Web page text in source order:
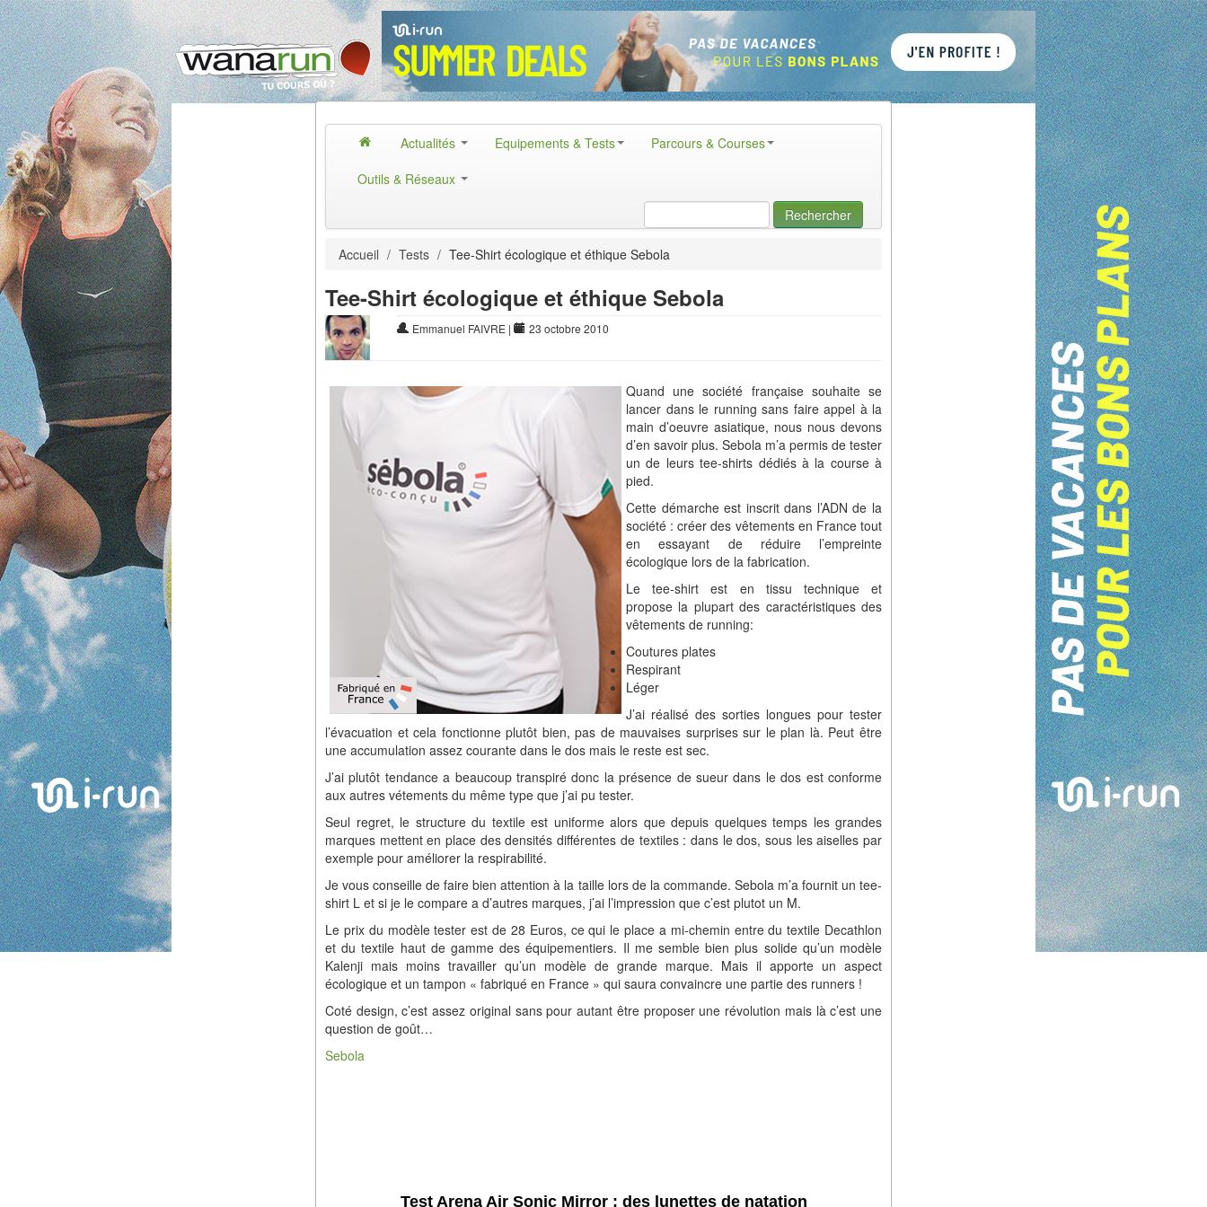
Actualités Equipements & Tests
Parcours & Courses
Outils & Réseaux
Rechercher
Accueil / Tests / Tee-Shirt écologique et éthique Sebola
Tee-Shirt écologique et éthique Sebola
Emmanuel FAIVRE | 23 octobre 2010
Quand une société française souhaite se
lancer dans le running sans faire appel à la
main d’oeuvre asiatique, nous nous devons
d’en savoir plus. Sebola m’a permis de tester
un de leurs tee-shirts dédiés à la course à
pied.
Cette démarche est inscrit dans l’ADN de la
société : créer des vêtements en France tout
en essayant de réduire l’empreinte
écologique lors de la fabrication.
Le tee-shirt est en tissu technique et
propose la plupart des caractéristiques des
vêtements de running:
Coutures plates
Respirant
Léger
J’ai réalisé des sorties longues pour tester
l’évacuation et cela fonctionne plutôt bien, pas de mauvaises surprises sur le plan là. Peut être
une accumulation assez courante dans le dos mais le reste est sec.
J’ai plutôt tendance a beaucoup transpiré donc la présence de sueur dans le dos est conforme
aux autres vétements du même type que j’ai pu tester.
Seul regret, le structure du textile est uniforme alors que depuis quelques temps les grandes
marques mettent en place des densités différentes de textiles : dans le dos, sous les aiselles par
exemple pour améliorer la respirabilité.
Je vous conseille de faire bien attention à la taille lors de la commande. Sebola m’a fournit un tee-
shirt L et si je le compare a d’autres marques, j’ai l’impression que c’est plutot un M.
Le prix du modèle tester est de 28 Euros, ce qui le place a mi-chemin entre du textile Decathlon
et du textile haut de gamme des équipementiers. Il me semble bien plus solide qu’un modèle
Kalenji mais moins travailler qu’un modèle de grande marque. Mais il apporte un aspect
écologique et un tampon « fabriqué en France » qui saura convaincre une partie des runners !
Coté design, c’est assez original sans pour autant être proposer une révolution mais là c’est une
question de goût…
Sebola
Test Arena Air Sonic Mirror : des lunettes de natation